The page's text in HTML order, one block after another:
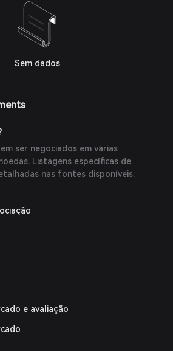
Sem dados
ser negociados em várias
Listagens específicas de
nas fontes disponíveis.
e avaliação